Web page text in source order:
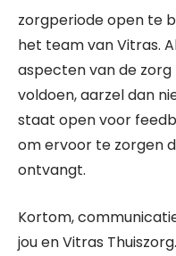
zorgperiode open te
het team van Vitras.
aspecten van de
voldoen, aarzel dan
staat open voor
om ervoor te zorgen
ontvangt.
Kortom,
jou en Vitras